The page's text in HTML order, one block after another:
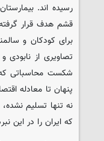
رسیده اند.
قشم هدف قرار
برای کودکان و
تصاویری از
شکست محاسباتی که
پنهان تا معادله
نه تنها تسلیم
که ایران را در این